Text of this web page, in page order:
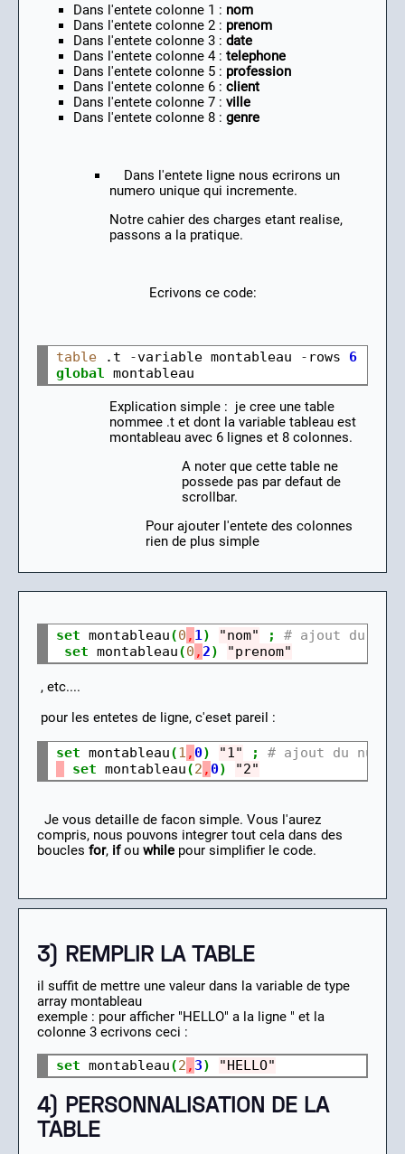
Dans l'entete colonne 1 : nom
Dans l'entete colonne 2 : prenom
Dans l'entete colonne 3 : date
Dans l'entete colonne 4 : telephone
Dans l'entete colonne 5 : profession
Dans l'entete colonne 6 : client
Dans l'entete colonne 7 : ville
Dans l'entete colonne 8 : genre
Dans l'entete ligne nous ecrirons un
numero unique qui incremente.
Notre cahier des charges etant realise,
passons a la pratique.
Ecrivons ce code:
table .t -variable montableau - rows 6
global
Explication simple : je cree une table
nommee .t et dont la variable tableau est
montableau avec 6 lignes et 8 colonnes.
A noter que cette table ne
possede pas par defaut de
scrollbar.
Pour ajouter l'entete des colonnes
rien de plus simple
set montableau(0 , 1) "nom" ;
# ajout du
set montableau(0 ,2) "prenom"
, etc....
pour les entetes de ligne, c'eset pareil :
set montableau(1 , 0) "1" ;
# ajout du
set montableau(2 , 0) "2"
Je vous detaille de facon simple. Vous l'aurez
compris, nous pouvons integrer tout cela dans des
boucles for, ifou while pour simplifier le code.
3) REMPLIR LA TABLE
il suffit de mettre une valeur dans la variable de type
array montableau
exemple : pour afficher "HELLO" a la ligne " et la
colonne 3 ecrivons ceci :
set montableau(2 , 3) "HELLO"
4) PERSONNALISATION DE LA
TABLE